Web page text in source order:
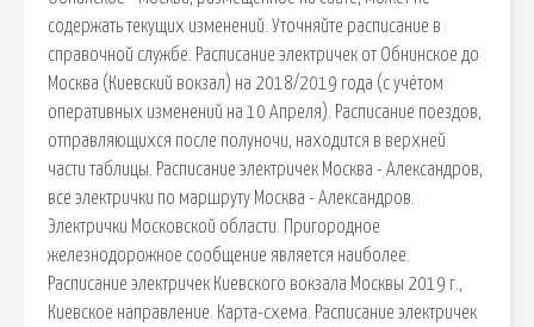
содержать текущих изменений. Уточняйте расписание в
справочной службе. Расписание электричек от Обнинское до
Москва (Киевский вокзал) на 2018/2019 года (с учётом
оперативных изменений на 10 Апреля). Расписание поездов,
отправляющихся после полуночи, находится в верхней
части таблицы. Расписание электричек Москва - Александров,
все электрички по маршруту Москва - Александров.
Электрички Московской области. Пригородное
железнодорожное сообщение является наиболее.
Расписание электричек Киевского вокзала Москвы 2019 г.,
Киевское направление. Карта-схема. Расписание электричек